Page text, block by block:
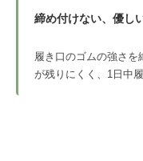
締め付けない、優し
履き口のゴムの強さを
が残りにくく、1日中